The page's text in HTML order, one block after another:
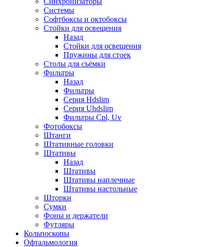
Системы
Софтбоксы и октобоксы
Стойки для освещения
Назад
Стойки для освещения
Пружины для стоек
Столы для съёмки
Фильтры
Назад
Фильтры
Серия Hdslim
Серия Uhdslim
Фильтры Cpl, Uv
Фотобоксы
Штанги
Штативные головки
Штативы
Назад
Штативы
Штативы наплечные
Штативы настольные
Шторки
Сумки
Фоны и держатели
Футляры
Кольпоскопы
Офтальмология